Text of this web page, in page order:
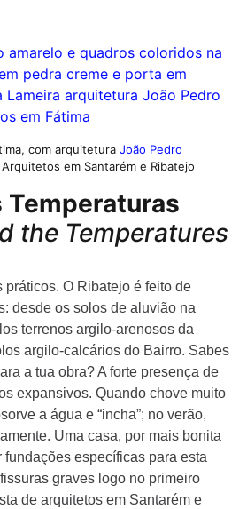
com arquitetura João Pedro
Arquitetos em Santarém e Ribatejo
Temperaturas
the Temperatures
práticos. O Ribatejo é feito de
desde os solos de aluvião na
terrenos argilo-arenosos da
argilo-calcários do Bairro. Sabes
a tua obra? A forte presença de
expansivos. Quando chove muito
a água e “incha”; no verão,
Uma casa, por mais bonita
específicas para esta
graves logo no primeiro
de arquitetos em Santarém e